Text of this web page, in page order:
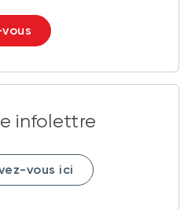
infolettre
vous ici